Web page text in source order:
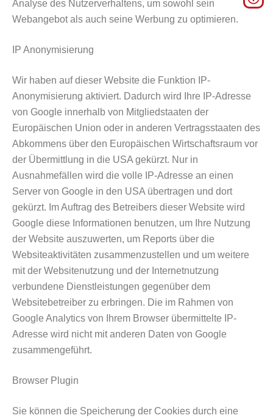
Analyse des Nutzerverhaltens, um sowohl sein
Webangebot als auch seine Werbung zu optimieren.
IP Anonymisierung
Wir haben auf dieser Website die Funktion IP-
Anonymisierung aktiviert. Dadurch wird Ihre IP-Adresse
von Google innerhalb von Mitgliedstaaten der
Europäischen Union oder in anderen Vertragsstaaten des
Abkommens über den Europäischen Wirtschaftsraum vor
der Übermittlung in die USA gekürzt. Nur in
Ausnahmefällen wird die volle IP-Adresse an einen
Server von Google in den USA übertragen und dort
gekürzt. Im Auftrag des Betreibers dieser Website wird
Google diese Informationen benutzen, um Ihre Nutzung
der Website auszuwerten, um Reports über die
Websiteaktivitäten zusammenzustellen und um weitere
mit der Websitenutzung und der Internetnutzung
verbundene Dienstleistungen gegenüber dem
Websitebetreiber zu erbringen. Die im Rahmen von
Google Analytics von Ihrem Browser übermittelte IP-
Adresse wird nicht mit anderen Daten von Google
zusammengeführt.
Browser Plugin
Sie können die Speicherung der Cookies durch eine